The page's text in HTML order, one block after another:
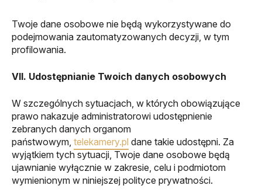
Twoje dane osobowe nie będą wykorzystywane do
podejmowania zautomatyzowanych decyzji, w tym
profilowania.
VII. Udostępnianie Twoich danych osobowych
W szczególnych sytuacjach, w których obowiązujące
prawo nakazuje administratorowi udostępnienie
zebranych danych organom
państwowym, telekamery.pl dane takie udostępni. Za
wyjątkiem tych sytuacji, Twoje dane osobowe będą
ujawnianie wyłącznie w zakresie, celu i podmiotom
wymienionym w niniejszej polityce prywatności.